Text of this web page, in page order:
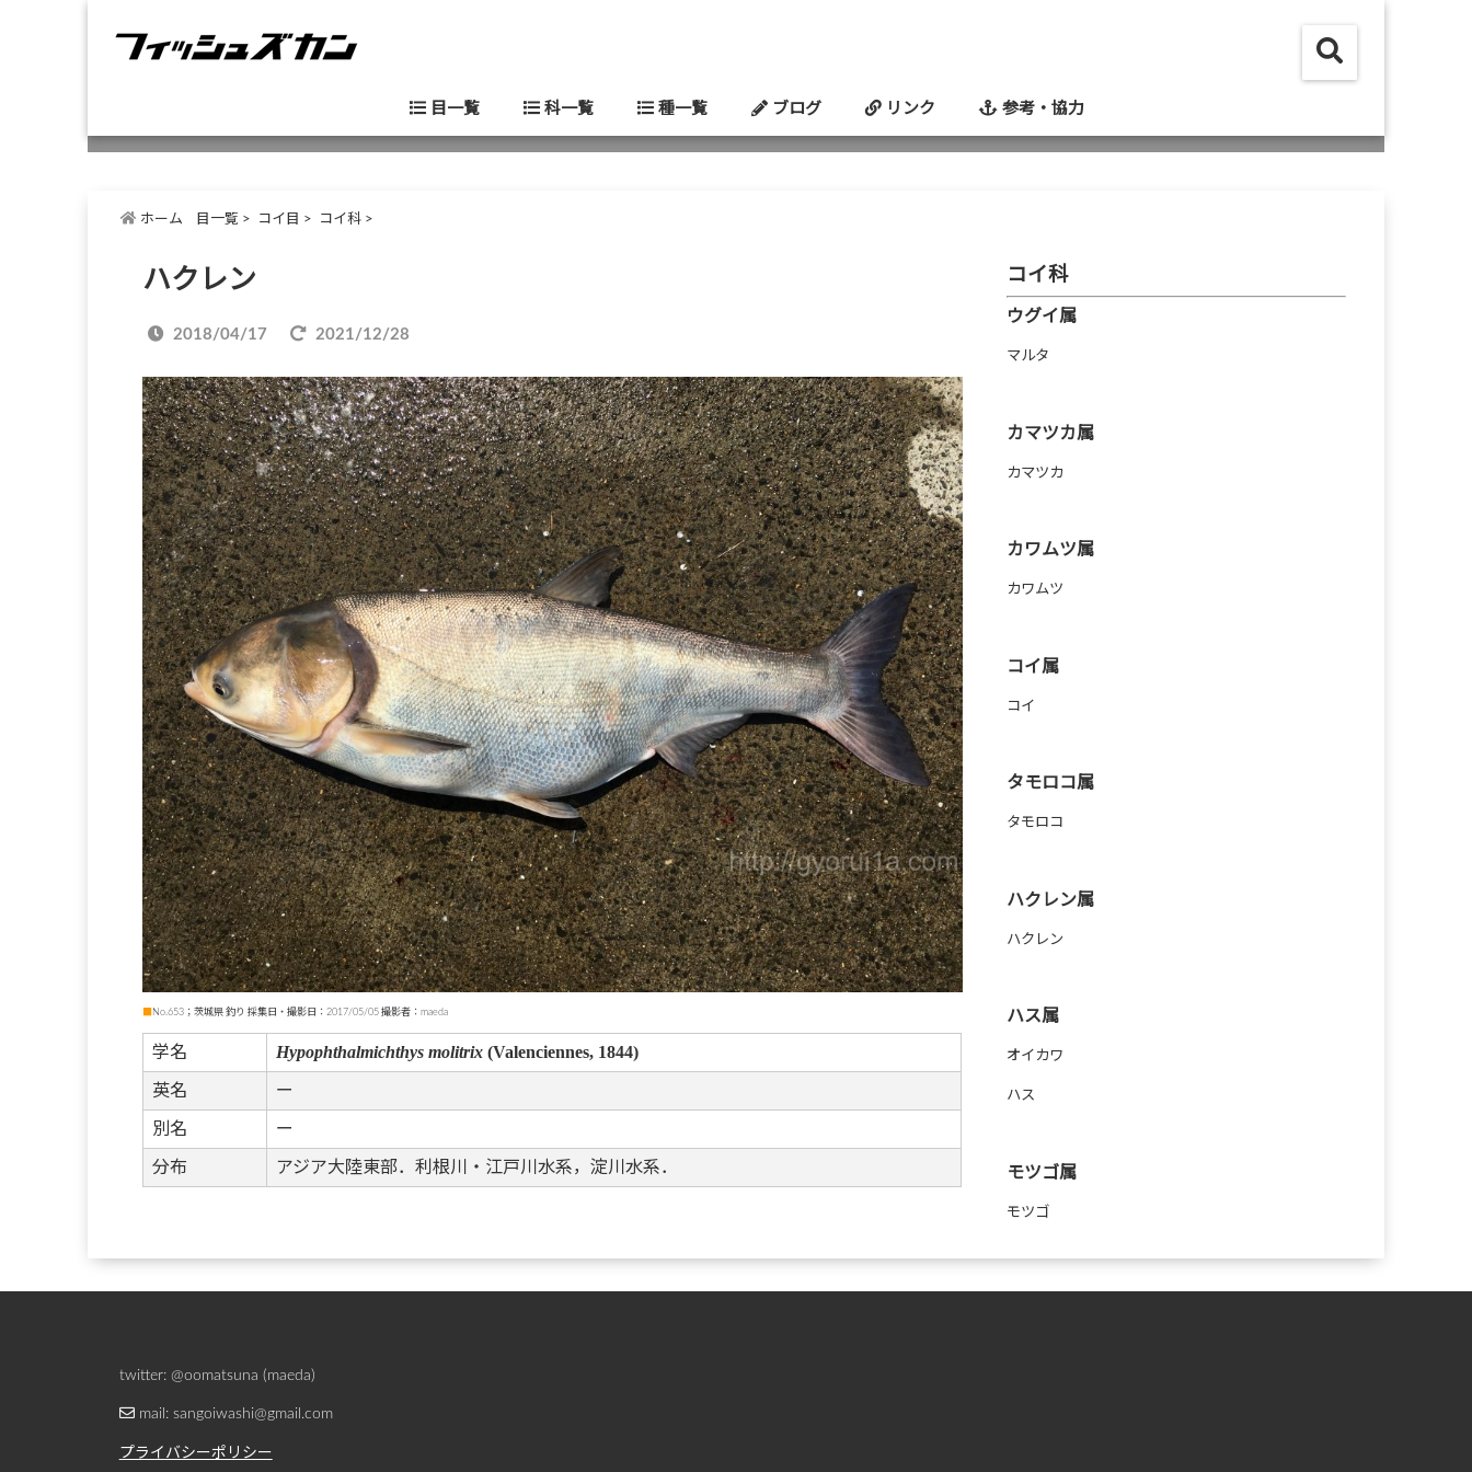
目一覧 科一覧 種一覧 ブログ リンク 参考・協力
ホーム 目一覧 > コイ目 > コイ科 >
ハクレン
2018/04/17 2021/12/28
No.653；茨城県 釣り 採集日・撮影日：2017/05/05 撮影者：maeda
学名 Hypophthalmichthys molitrix (Valenciennes, 1844)
英名 ー
別名 ー
分布 アジア大陸東部．利根川・江戸川水系，淀川水系．
コイ科
ウグイ属
マルタ
カマツカ属
カマツカ
カワムツ属
カワムツ
コイ属
コイ
タモロコ属
タモロコ
ハクレン属
ハクレン
ハス属
オイカワ
ハス
モツゴ属
モツゴ
twitter: @oomatsuna (maeda)
mail: sangoiwashi@gmail.com
プライバシーポリシー